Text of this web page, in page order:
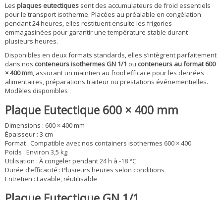
Les plaques eutectiques sont des accumulateurs de froid essentiels
pour le transport isotherme. Placées au préalable en congélation
pendant 24 heures, elles restituent ensuite les frigories
emmagasinées pour garantir une température stable durant
plusieurs heures.
Disponibles en deux formats standards, elles s’intègrent parfaitement
dans nos conteneurs isothermes GN 1/1 ou conteneurs au format 600
× 400 mm, assurant un maintien au froid efficace pour les denrées
alimentaires, préparations traiteur ou prestations événementielles.
Modèles disponibles :
Plaque Eutectique 600 × 400 mm
Dimensions : 600 × 400 mm
Épaisseur : 3 cm
Format : Compatible avec nos containers isothermes 600 × 400
Poids : Environ 3,5 kg
Utilisation : À congeler pendant 24 h à -18 °C
Durée d’efficacité : Plusieurs heures selon conditions
Entretien : Lavable, réutilisable